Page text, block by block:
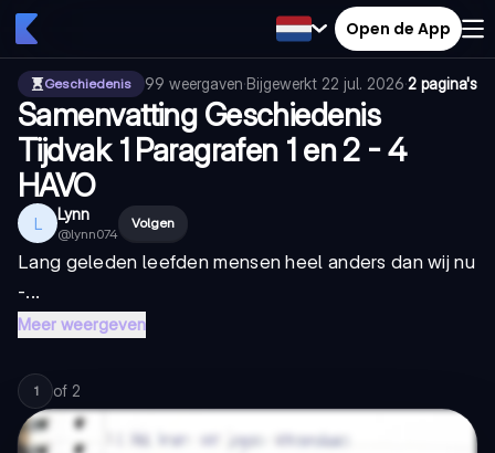
Open de App
Geschiedenis 99 weergaven·Bijgewerkt 22 jul. 2026·2 pagina's
Samenvatting Geschiedenis
Tijdvak 1 Paragrafen 1 en 2 - 4
HAVO
L Lynn
@lynn074
Volgen
Lang geleden leefden mensen heel anders dan wij nu
-...
Meer weergeven
1 of 2